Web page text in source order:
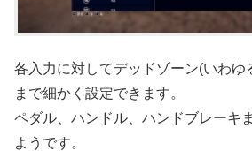
各入力に対してデッドゾーン(いわゆ
まで細かく設定できます。
ペダル、ハンドル、ハンドブレーキ
ようです。